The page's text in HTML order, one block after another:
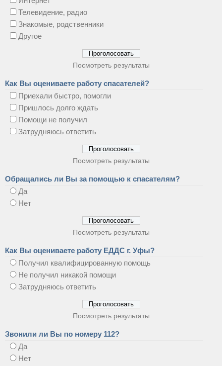
Телевидение, радио
Знакомые, родственники
Другое
Посмотреть результаты
Как Вы оцениваете работу спасателей?
Приехали быстро, помогли
Пришлось долго ждать
Помощи не получил
Затрудняюсь ответить
Посмотреть результаты
Обращались ли Вы за помощью к спасателям?
Да
Нет
Посмотреть результаты
Как Вы оцениваете работу ЕДДС г. Уфы?
Получил квалифицированную помощь
Не получил никакой помощи
Затрудняюсь ответить
Посмотреть результаты
Звонили ли Вы по номеру 112?
Да
Нет